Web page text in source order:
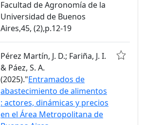
Facultad de Agronomía de la
Universidad de Buenos
Aires,45, (2),p.12-19
Pérez Martín, J. D.; Fariña, J. I.
& Páez, S. A.
(2025)."Entramados de
abastecimiento de alimentos
: actores, dinámicas y precios
en el Área Metropolitana de